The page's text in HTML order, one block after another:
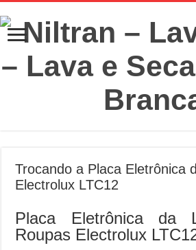
Trocando a Placa Eletrônica
Electrolux LTC12
Placa Eletrônica da
Roupas Electrolux